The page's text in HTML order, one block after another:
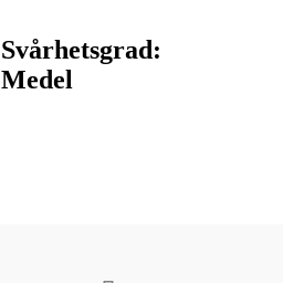
Svårhetsgrad:
Medel